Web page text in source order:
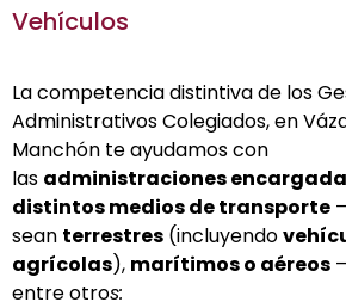
Vehículos
La competencia distintiva de los
Administrativos Colegiados, en
Manchón te ayudamos con
las administraciones
distintos medios de transporte
sean terrestres (incluyendo
agrícolas), marítimos o aéreos
entre otros: